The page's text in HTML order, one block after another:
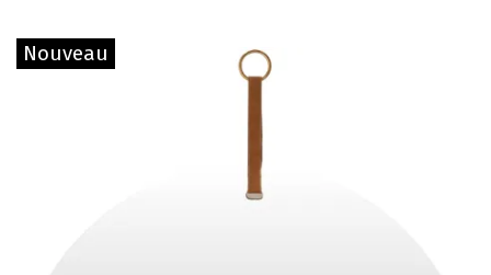
Nouveau